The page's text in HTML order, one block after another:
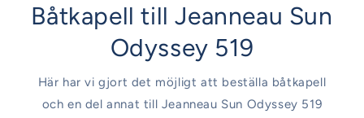
Båtkapell till Jeanneau Sun
Odyssey 519
Här har vi gjort det möjligt att beställa båtkapell
och en del annat till Jeanneau Sun Odyssey 519